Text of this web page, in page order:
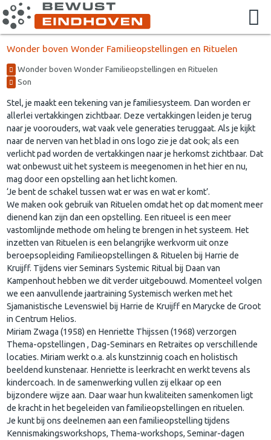
Wonder boven Wonder Familieopstellingen en Rituelen
Wonder boven Wonder Familieopstellingen en Rituelen
Son
Stel, je maakt een tekening van je familiesysteem. Dan worden er
allerlei vertakkingen zichtbaar. Deze vertakkingen leiden je terug
naar je voorouders, wat vaak vele generaties teruggaat. Als je kijkt
naar de nerven van het blad in ons logo zie je dat ook; als een
verlicht pad worden de vertakkingen naar je herkomst zichtbaar. Dat
wat onbewust uit het systeem is meegenomen in het hier en nu,
mag door een opstelling aan het licht komen.
‘Je bent de schakel tussen wat er was en wat er komt’.
We maken ook gebruik van Rituelen omdat het op dat moment meer
dienend kan zijn dan een opstelling. Een ritueel is een meer
vastomlijnde methode om heling te brengen in het systeem. Het
inzetten van Rituelen is een belangrijke werkvorm uit onze
beroepsopleiding Familieopstellingen & Rituelen bij Harrie de
Kruijff. Tijdens vier Seminars Systemic Ritual bij Daan van
Kampenhout hebben we dit verder uitgebouwd. Momenteel volgen
we een aanvullende jaartraining Systemisch werken met het
Sjamanistische Levenswiel bij Harrie de Kruijff en Marycke de Groot
in Centrum Helios.
Miriam Zwaga (1958) en Henriette Thijssen (1968) verzorgen
Thema-opstellingen , Dag-Seminars en Retraites op verschillende
locaties. Miriam werkt o.a. als kunstzinnig coach en holistisch
beeldend kunstenaar. Henriette is leerkracht en werkt tevens als
kindercoach. In de samenwerking vullen zij elkaar op een
bijzondere wijze aan. Daar waar hun kwaliteiten samenkomen ligt
de kracht in het begeleiden van familieopstellingen en rituelen.
Je kunt bij ons deelnemen aan een familieopstelling tijdens
Kennismakingsworkshops, Thema-workshops, Seminar-dagen